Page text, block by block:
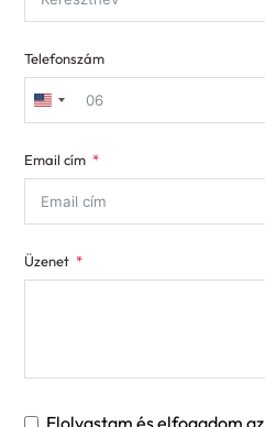
Telefonszám
United
+1
Email cím
Üzenet